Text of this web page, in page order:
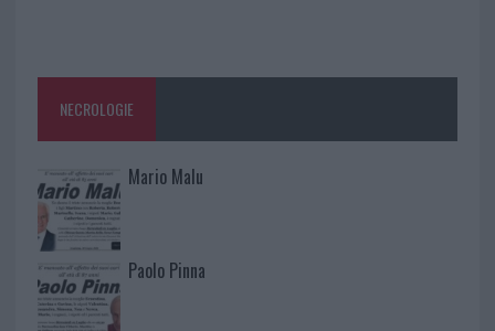
NECROLOGIE
Mario Malu
Paolo Pinna